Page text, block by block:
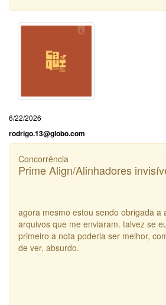
6/22/2026
rodrigo.13@globo.com
Concorrência
Prime Align/Alinhadores
agora mesmo estou sendo obrigada a
arquivos que me enviaram. talvez se
primeiro a nota poderia ser melhor,
de ver, absurdo.